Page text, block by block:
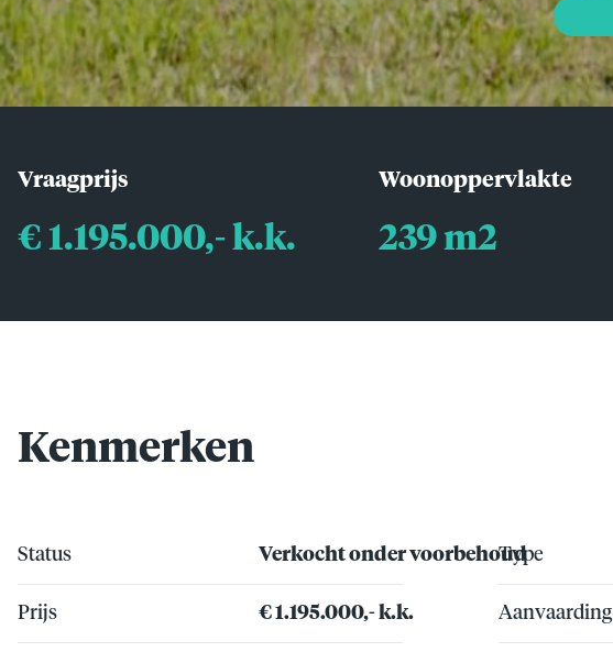
Vraagprijs
€ 1.195.000,- k.k.
Woonoppervlakte
239 m2
Kenmerken
Status Verkocht onder voorbehoud
Type
Prijs € 1.195.000,- k.k. Aanvaarding